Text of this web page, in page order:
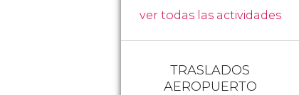
ver todas las actividades
TRASLADOS
AEROPUERTO